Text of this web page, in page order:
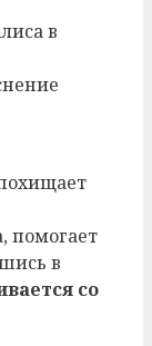
помогает
в
со